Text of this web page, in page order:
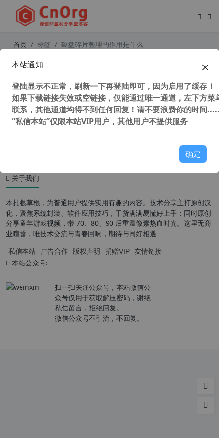
首页 标签 磁盘碎片整理的作用是什么
关于我们
本扎根草根，为普通用户提供实用有趣的内容。技术分享主打原创汉
化，聚焦系统封装、软件应用技巧，干货满满易懂好上手；同时原创
分享童年游戏视频，带 70、80、90 后重温像素热血时光。这里无商
业喧嚣，唯技术交流与青春回响，期待与同好相遇
私信本站 广告合作 版权声明 捐赠VIP 友情链接
本站公众号:
扫一扫关注公众号，本站微信公
众号仅用于获取解压密码，谢绝
私信留言，拒绝回复。
微信公众号不引流，不回复。
本站通知
登陆显示不正常，刷新一下再登陆即可，因为启用了缓存！
如果下载链接失效或空链接，仅能通过唯一通道，左下方菜
联系，其他通道均得不到任何回复！请不要浪费你的时间
“私信本站”仅限本站VIP用户，其他用户不提供服务
确定